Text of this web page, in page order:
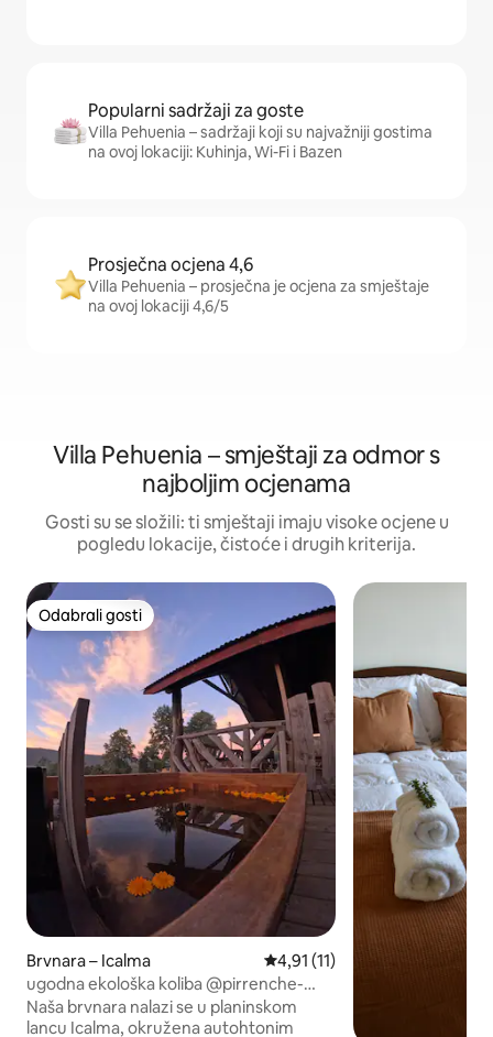
Popularni sadržaji za goste
Villa Pehuenia – sadržaji koji su najvažniji gostima
na ovoj lokaciji: Kuhinja, Wi-Fi i Bazen
Prosječna ocjena 4,6
Villa Pehuenia – prosječna je ocjena za smještaje
na ovoj lokaciji 4,6/5
Villa Pehuenia – smještaji za odmor s
najboljim ocjenama
Gosti su se složili: ti smještaji imaju visoke ocjene u
pogledu lokacije, čistoće i drugih kriterija.
Odabrali gosti
Odabrali gosti
Brvnara – Icalma Prosječna ocjena: 4,91/5,
4,91 (11)
ugodna ekološka koliba @pirrenche-
icalma
Naša brvnara nalazi se u planinskom
lancu Icalma, okružena autohtonim